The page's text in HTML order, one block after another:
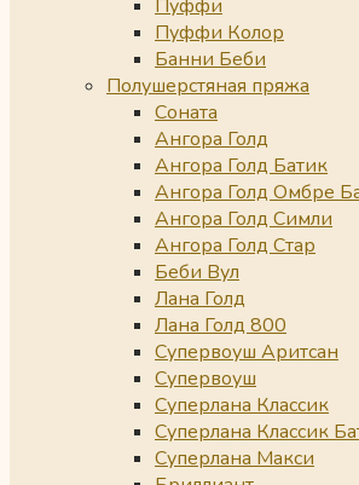
Пуффи
Пуффи Колор
Банни Беби
Полушерстяная пряжа
Соната
Ангора Голд
Ангора Голд Батик
Ангора Голд Омбре
Ангора Голд Симли
Ангора Голд Стар
Беби Вул
Лана Голд
Лана Голд 800
Супервоуш Аритсан
Супервоуш
Суперлана Классик
Суперлана Классик
Суперлана Макси